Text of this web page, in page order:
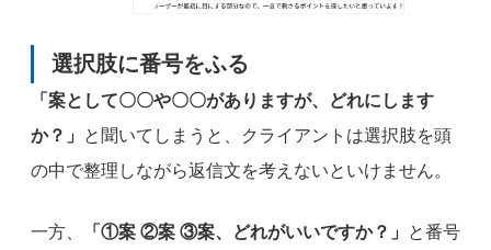
選択肢に番号をふる
「案として〇〇や〇〇がありますが、どれにします
か？」
と聞いてしまうと、クライアントは選択肢を頭
の中で整理しながら返信文を考えないといけません。
一方、 「①案 ②案 ③案、どれがいいですか？」
と番号